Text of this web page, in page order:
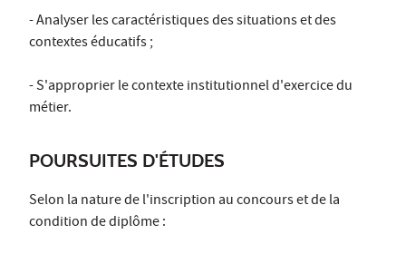
- Analyser les caractéristiques des situations et des
contextes éducatifs ;
- S'approprier le contexte institutionnel d'exercice du
métier.
POURSUITES D'ÉTUDES
Selon la nature de l'inscription au concours et de la
condition de diplôme :